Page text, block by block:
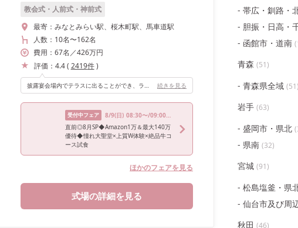
帯広・釧路・
胆振・日高・
函館市・道南 (
青森 (51)
青森県全域 (51)
岩手 (63)
盛岡市・県北 (
県南 (32)
宮城 (91)
松島塩釜・県
仙台市及び周
秋田 (46)
教会式・人前式・神前式
最寄： みなとみらい駅、桜木町駅、馬車道駅
人数： 10名〜162名
費用： 67名 ／426万円
評価： 4.4( 2419件)
披露宴会場内でテラスに出ることができ、ランドマークタワーをバックにゲストとたくさんの写真を残せました。また目の前に海が見えるので、みなとみらいらしさを楽しめる会場です。 続きを見る
受付中フェア 8/9(日) 08:30〜/09:00〜/09:30〜/13:00〜/15:00〜
直前◎8月SP◆Amazon1万＆最大140万
優待◆憧れ大聖堂×上質W体験×絶品牛コ
ース試食
ほかのフェアを見る
式場の詳細を見る